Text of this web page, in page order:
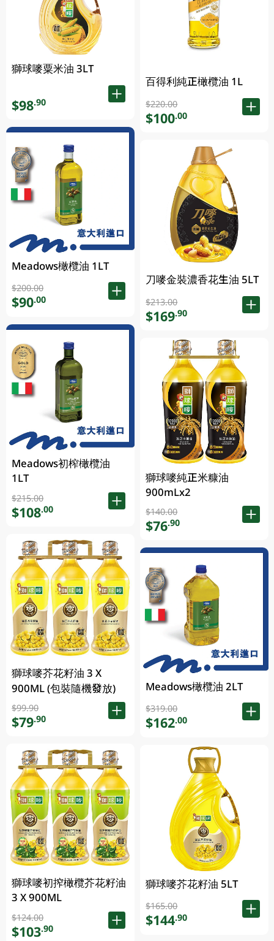
獅球嘜粟米油 3LT
$98.90
Meadows橄欖油 1LT
$200.00
$90.00
Meadows初榨橄欖油
1LT
$215.00
$108.00
獅球嘜芥花籽油 3 X
900ML (包裝隨機發放)
$99.90
$79.90
獅球嘜初搾橄欖芥花籽油
3 X 900ML
$124.00
$103.90
百得利純正橄欖油 1L
$220.00
$100.00
刀嘜金裝濃香花生油 5LT
$213.00
$169.90
獅球嘜純正米糠油
900mLx2
$140.00
$76.90
Meadows橄欖油 2LT
$319.00
$162.00
獅球嘜芥花籽油 5LT
$165.00
$144.90